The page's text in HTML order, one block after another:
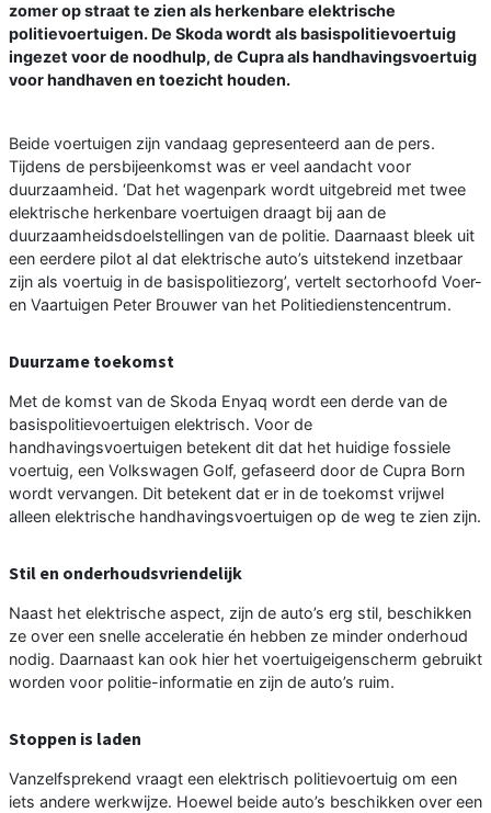
zomer op straat te zien als herkenbare elektrische
politievoertuigen. De Skoda wordt als basispolitievoertuig
ingezet voor de noodhulp, de Cupra als handhavingsvoertuig
voor handhaven en toezicht houden.
Beide voertuigen zijn vandaag gepresenteerd aan de pers.
Tijdens de persbijeenkomst was er veel aandacht voor
duurzaamheid. ‘Dat het wagenpark wordt uitgebreid met twee
elektrische herkenbare voertuigen draagt bij aan de
duurzaamheidsdoelstellingen van de politie. Daarnaast bleek uit
een eerdere pilot al dat elektrische auto’s uitstekend inzetbaar
zijn als voertuig in de basispolitiezorg’, vertelt sectorhoofd Voer-
en Vaartuigen Peter Brouwer van het Politiedienstencentrum.
Duurzame toekomst
Met de komst van de Skoda Enyaq wordt een derde van de
basispolitievoertuigen elektrisch. Voor de
handhavingsvoertuigen betekent dit dat het huidige fossiele
voertuig, een Volkswagen Golf, gefaseerd door de Cupra Born
wordt vervangen. Dit betekent dat er in de toekomst vrijwel
alleen elektrische handhavingsvoertuigen op de weg te zien zijn.
Stil en onderhoudsvriendelijk
Naast het elektrische aspect, zijn de auto’s erg stil, beschikken
ze over een snelle acceleratie én hebben ze minder onderhoud
nodig. Daarnaast kan ook hier het voertuigeigenscherm gebruikt
worden voor politie-informatie en zijn de auto’s ruim.
Stoppen is laden
Vanzelfsprekend vraagt een elektrisch politievoertuig om een
iets andere werkwijze. Hoewel beide auto’s beschikken over een